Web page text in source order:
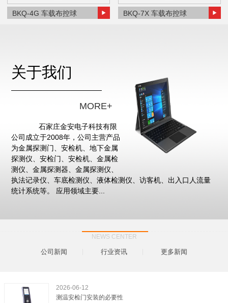
BKQ-4G 车载布控球 BKQ-7X 车载布控球
关于我们
MORE+
石家庄金安电子科技有限
公司成立于2008年，公司主营产品
为金属探测门、安检机、地下金属
探测仪、安检门、安检机、金属检
测仪、金属探测器、金属探测仪、
执法记录仪、车底检测仪、液体检测仪、访客机、出入口人流量
统计系统等。 应用领域主要...
NEWS CENTER
公司新闻 行业资讯 更多新闻
2026-06-12
测温安检门安装的必要性